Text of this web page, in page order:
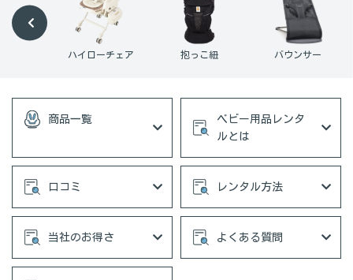
ハイローチェア 抱っこ紐 バウンサー
商品一覧
ベビー用品レンタ
ルとは
口コミ レンタル方法
当社のお得さ よくある質問